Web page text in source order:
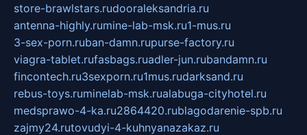
store-brawlstars.rudooraleksandria.ru
antenna-highly.rumine-lab-msk.ru1-mus.ru
3-sex-porn.ruban-damn.rupurse-factory.ru
viagra-tablet.rufasbags.ruadler-jun.rubandamn.ru
fincontech.ru3sexporn.ru1mus.rudarksand.ru
rebus-toys.ruminelab-msk.rualabuga-cityhotel.ru
medsprawo-4-ka.ru2864420.rublagodarenie-spb.ru
zajmy24.rutovudyi-4-kuhnyanazakaz.ru